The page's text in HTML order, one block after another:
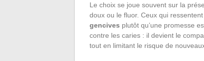
Le choix se joue souvent sur la
doux ou le fluor. Ceux qui
gencives plutôt qu’une promesse
contre les caries : il devient le
tout en limitant le risque de